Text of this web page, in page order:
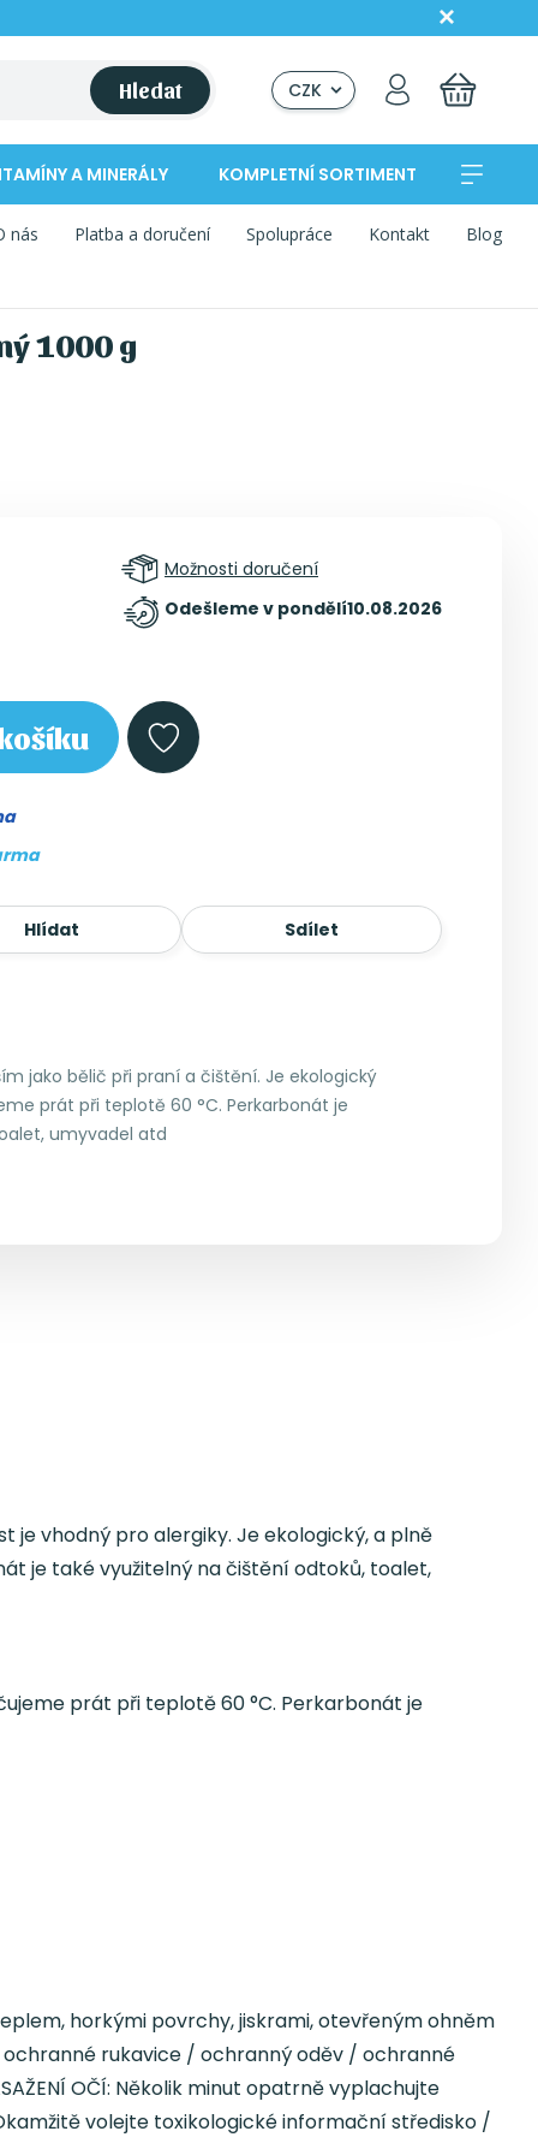
Hledat CZK
A MINERÁLY KOMPLETNÍ SORTIMENT
nás Platba a doručení Spolupráce Kontakt Blog
1000 g
Možnosti doručení
Odešleme v pondělí10.08.2026
Hlídat Sdílet
jako bělič při praní a čištění. Je ekologický
prát při teplotě 60 °C. Perkarbonát je
umyvadel atd
je vhodný pro alergiky. Je ekologický, a plně
je také využitelný na čištění odtoků, toalet,
prát při teplotě 60 °C. Perkarbonát je
horkými povrchy, jiskrami, otevřeným ohněm
ochranné rukavice / ochranný oděv / ochranné
OČÍ: Několik minut opatrně vyplachujte
volejte toxikologické informační středisko /